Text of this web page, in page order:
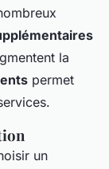
la
permet
un